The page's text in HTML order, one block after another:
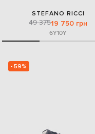
STEFANO RICCI
49 37519 750 грн
6Y10Y
- 59%